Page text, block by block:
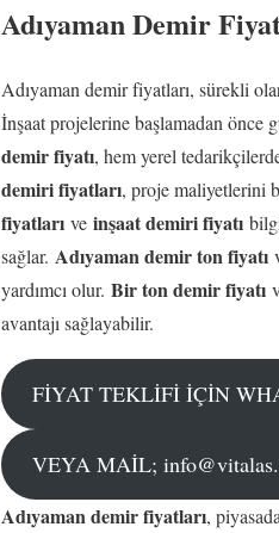
Adıyaman Demir
Adıyaman demir fiyatları, sürekli
İnşaat projelerine başlamadan önce
demir fiyatı, hem yerel
demiri fiyatları, proje maliyetlerini
fiyatları ve inşaat demiri fiyatı
sağlar. Adıyaman demir ton fiyatı
yardımcı olur. Bir ton demir fiyatı
avantajı sağlayabilir.
FİYAT TEKLİFİ İÇİN
VEYA MAİL;
Adıyaman demir fiyatları,